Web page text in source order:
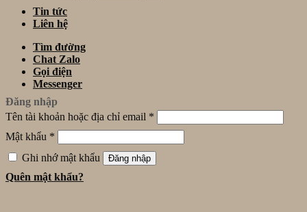
Tin tức
Liên hệ
Tìm đường
Chat Zalo
Gọi điện
Messenger
Đăng nhập
Tên tài khoản hoặc địa chỉ email *
Mật khẩu *
Ghi nhớ mật khẩu
Đăng nhập
Quên mật khẩu?